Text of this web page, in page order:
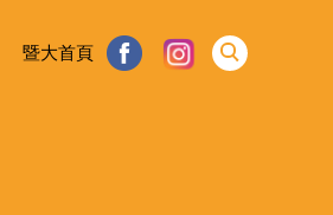
暨大首頁